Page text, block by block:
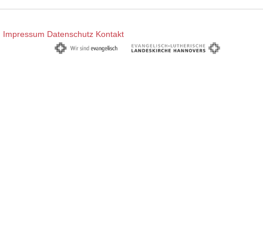
Impressum Datenschutz Kontakt